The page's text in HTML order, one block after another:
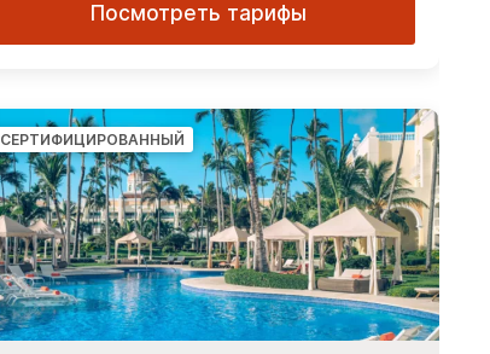
Посмотреть тарифы
СЕРТИФИЦИРОВАННЫЙ